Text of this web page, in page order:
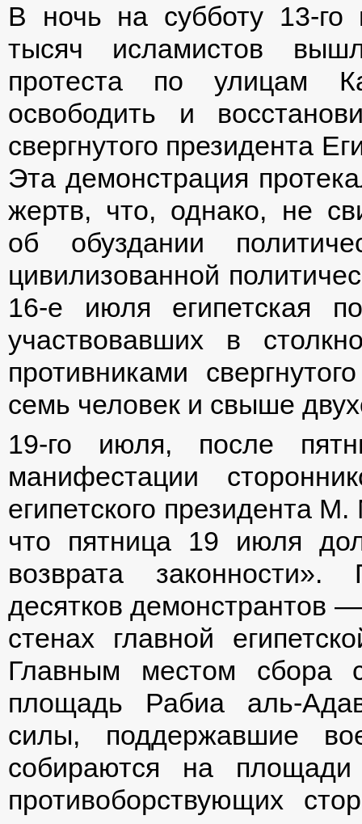
В ночь на субботу 13-го
тысяч исламистов
протеста по улицам
освободить и
свергнутого президента
Эта демонстрация
жертв, что, однако, не
об обуздании
цивилизованной
16-е июля египетская
участвовавших в
противниками
семь человек и свыше
19-го июля, после
манифестации
египетского президента
что пятница 19 июля
возврата
десятков демонстрантов
стенах главной
Главным местом сбора
площадь Рабиа аль-
силы, поддержавшие
собираются на
противоборствующих